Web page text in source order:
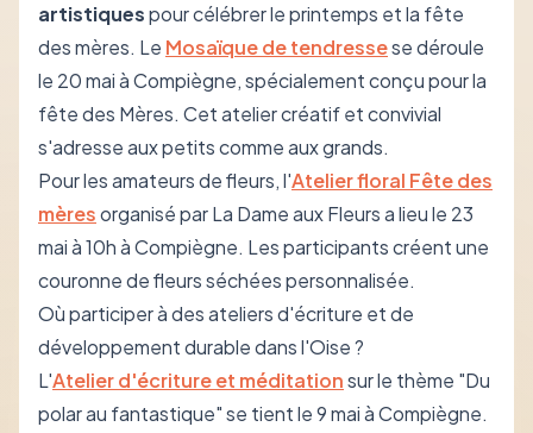
artistiquespour célébrer le printemps et la fête
des mères. Le Mosaïque de tendressese déroule
le 20 mai à Compiègne, spécialement conçu pour la
fête des Mères. Cet atelier créatif et convivial
s'adresse aux petits comme aux grands.
Pour les amateurs de fleurs, l'Atelier floral Fête des
mèresorganisé par La Dame aux Fleurs a lieu le 23
mai à 10h à Compiègne. Les participants créent une
couronne de fleurs séchées personnalisée.
Où participer à des ateliers d'écriture et de
développement durable dans l'Oise ?
L'Atelier d'écriture et méditationsur le thème "Du
polar au fantastique" se tient le 9 mai à Compiègne.